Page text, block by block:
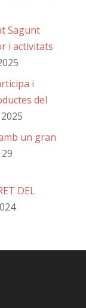
Sagunt
i activitats
i
del
un gran
29
DEL